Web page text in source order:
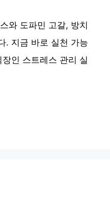
와 도파민 고갈, 방치
. 지금 바로 실천 가능
인 스트레스 관리 실